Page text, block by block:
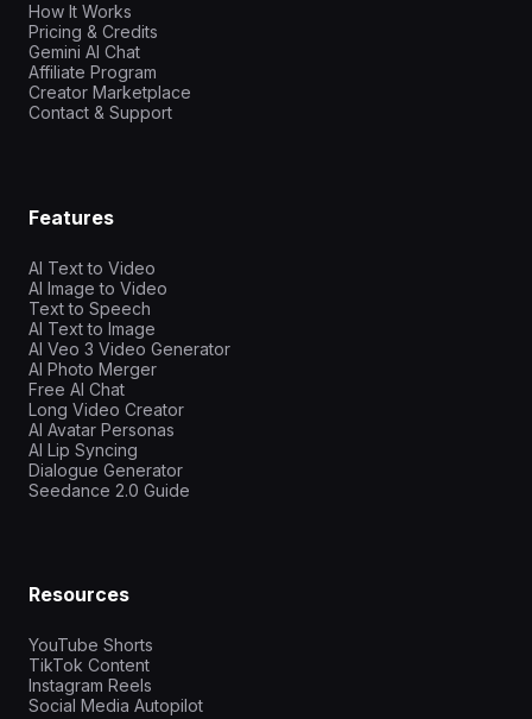
How It Works
Pricing & Credits
Gemini AI Chat
Affiliate Program
Creator Marketplace
Contact & Support
Features
AI Text to Video
AI Image to Video
Text to Speech
AI Text to Image
AI Veo 3 Video Generator
AI Photo Merger
Free AI Chat
Long Video Creator
AI Avatar Personas
AI Lip Syncing
Dialogue Generator
Seedance 2.0 Guide
Resources
YouTube Shorts
TikTok Content
Instagram Reels
Social Media Autopilot